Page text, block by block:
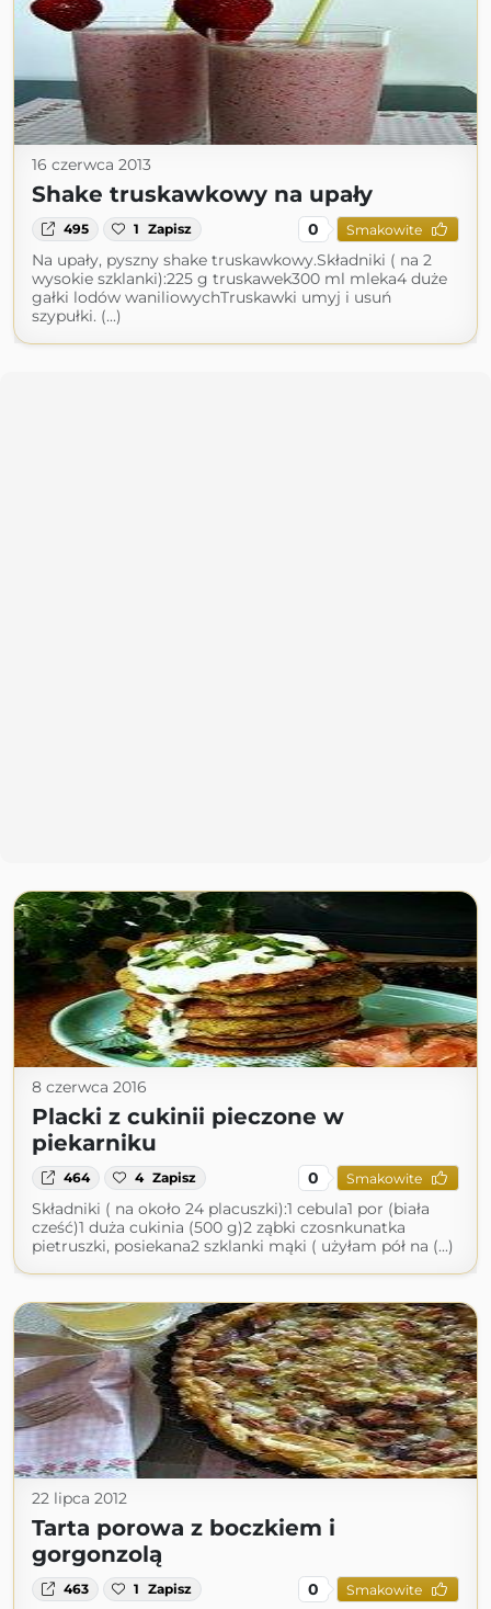
16 czerwca 2013
Shake truskawkowy na upały
495 1 Zapisz 0 Smakowite
Na upały, pyszny shake truskawkowy.Składniki ( na 2
wysokie szklanki):225 g truskawek300 ml mleka4 duże
gałki lodów waniliowychTruskawki umyj i usuń
szypułki. (...)
8 czerwca 2016
Placki z cukinii pieczone w
piekarniku
464 4 Zapisz 0 Smakowite
Składniki ( na około 24 placuszki):1 cebula1 por (biała
cześć)1 duża cukinia (500 g)2 ząbki czosnkunatka
pietruszki, posiekana2 szklanki mąki ( użyłam pół na (...)
22 lipca 2012
Tarta porowa z boczkiem i
gorgonzolą
463 1 Zapisz 0 Smakowite